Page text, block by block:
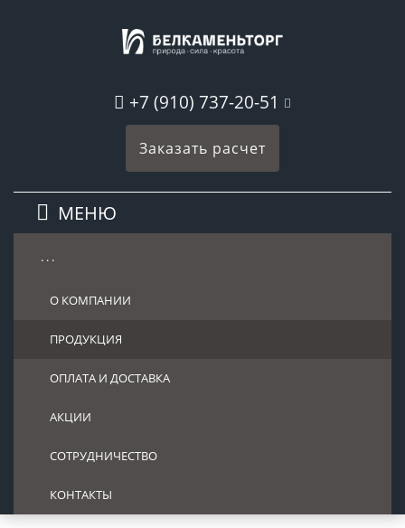
+7 (910) 737-20-51
Заказать расчет
МЕНЮ
. . .
О КОМПАНИИ
ПРОДУКЦИЯ
ОПЛАТА И ДОСТАВКА
АКЦИИ
СОТРУДНИЧЕСТВО
КОНТАКТЫ